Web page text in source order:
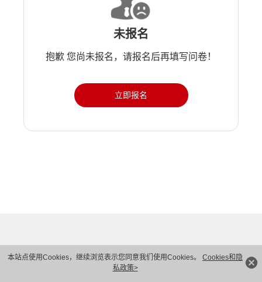
本站点使用Cookies，继续浏览表示您同意我们使用Cookies。 Cookies和隐
私政策>
未报名
抱歉 您尚未报名，请报名后再填写问卷！
立即报名